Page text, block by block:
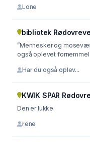
Lone
bibliotek
”Mennesker og
Har du også oplev...
KWIK SPAR Rødovre
Den er lukke
rene